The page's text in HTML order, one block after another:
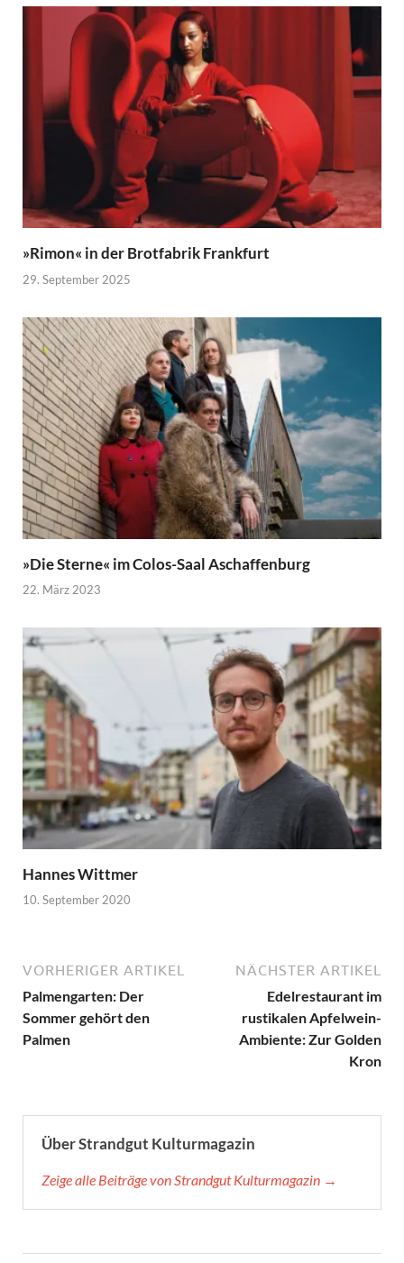
»Rimon« in der Brotfabrik Frankfurt
29. September 2025
»Die Sterne« im Colos-Saal Aschaffenburg
22. März 2023
Hannes Wittmer
10. September 2020
VORHERIGER ARTIKEL
Palmengarten: Der
Sommer gehört den
Palmen
NÄCHSTER ARTIKEL
Edelrestaurant im
rustikalen Apfelwein-
Ambiente: Zur Golden
Kron
Über Strandgut Kulturmagazin
Zeige alle Beiträge von Strandgut Kulturmagazin →